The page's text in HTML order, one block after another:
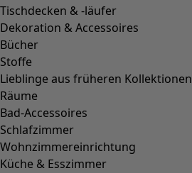
Tischdecken & -läufer
Dekoration & Accessoires
Bücher
Stoffe
Lieblinge aus früheren Kollektionen
Räume
Bad-Accessoires
Schlafzimmer
Wohnzimmereinrichtung
Küche & Esszimmer